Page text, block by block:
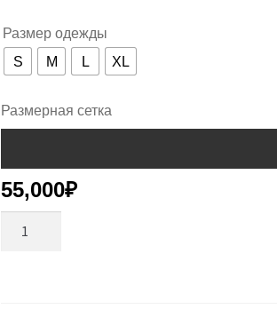
Размер одежды
S
M L XL
55,000₽
Размерная сетка